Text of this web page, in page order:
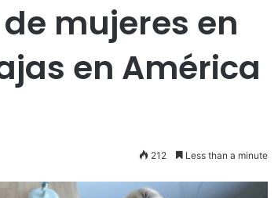
mujeres en
en América
212 Less than a minute